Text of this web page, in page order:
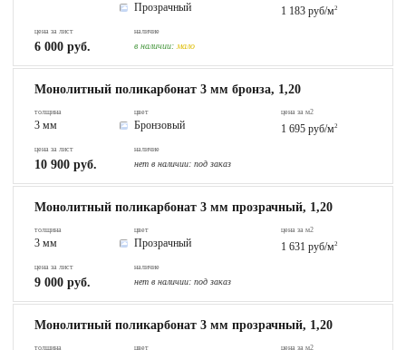
Прозрачный 1 183 руб/м2
цена за лист
6 000 руб.
наличие
в наличии: мало
Монолитный поликарбонат 3 мм бронза, 1,20
толщина
3 мм
цвет
Бронзовый
цена за м2
1 695 руб/м2
цена за лист
10 900 руб.
наличие
нет в наличии: под заказ
Монолитный поликарбонат 3 мм прозрачный, 1,20
толщина
3 мм
цвет
Прозрачный
цена за м2
1 631 руб/м2
цена за лист
9 000 руб.
наличие
нет в наличии: под заказ
Монолитный поликарбонат 3 мм прозрачный, 1,20
толщина цвет цена за м2